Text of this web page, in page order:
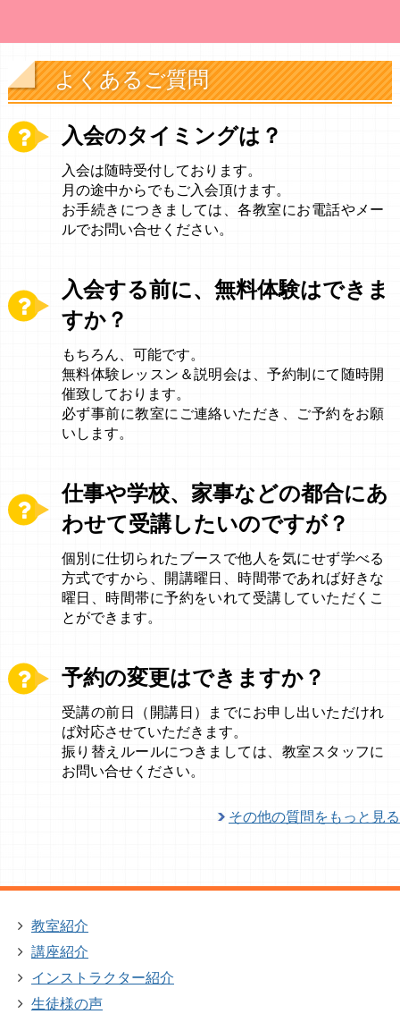
よくあるご質問
入会のタイミングは？
入会は随時受付しております。
月の途中からでもご入会頂けます。
お手続きにつきましては、各教室にお電話やメー
ルでお問い合せください。
入会する前に、無料体験はできま
すか？
もちろん、可能です。
無料体験レッスン＆説明会は、予約制にて随時開
催致しております。
必ず事前に教室にご連絡いただき、ご予約をお願
いします。
仕事や学校、家事などの都合にあ
わせて受講したいのですが？
個別に仕切られたブースで他人を気にせず学べる
方式ですから、開講曜日、時間帯であれば好きな
曜日、時間帯に予約をいれて受講していただくこ
とができます。
予約の変更はできますか？
受講の前日（開講日）までにお申し出いただけれ
ば対応させていただきます。
振り替えルールにつきましては、教室スタッフに
お問い合せください。
その他の質問をもっと見る
教室紹介
講座紹介
インストラクター紹介
生徒様の声